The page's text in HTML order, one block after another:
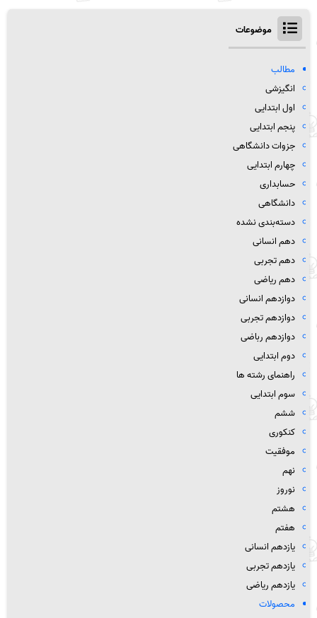
موضوعات
مطالب
انگیزشی
اول ابتدایی
پنجم ابتدایی
جزوات دانشگاهی
چهارم ابتدایی
حسابداری
دانشگاهی
دسته‌بندی نشده
دهم انسانی
دهم تجربی
دهم ریاضی
دوازدهم انسانی
دوازدهم تجربی
دوازدهم رباضی
دوم ابتدایی
راهنمای رشته ها
سوم ابتدایی
ششم
کنکوری
موفقیت
نهم
نوروز
هشتم
هفتم
یازدهم انسانی
یازدهم تجربی
یازدهم ریاضی
محصولات